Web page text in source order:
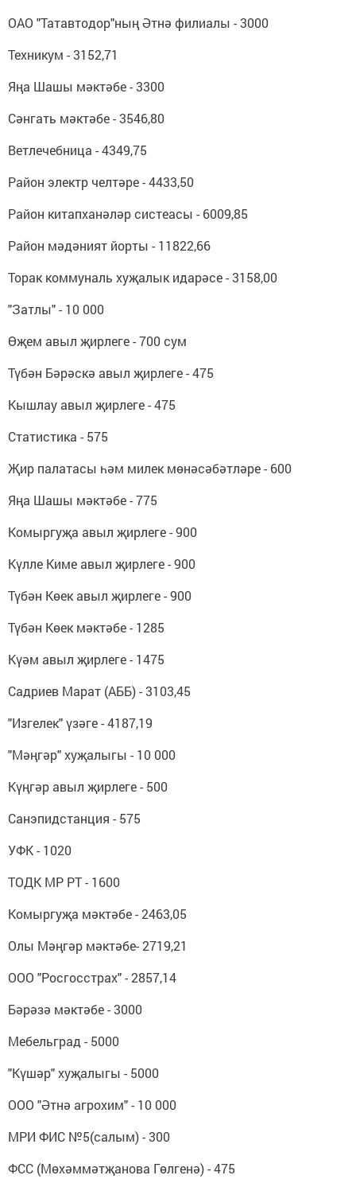
ОАО "Татавтодор"ның Әтнә филиалы - 3000
Техникум - 3152,71
Яңа Шашы мәктәбе - 3300
Сәнгать мәктәбе - 3546,80
Ветлечебница - 4349,75
Район электр челтәре - 4433,50
Район китапханәләр систеасы - 6009,85
Район мәдәният йорты - 11822,66
Торак коммуналь хуҗалык идарәсе - 3158,00
"Затлы" - 10 000
Өҗем авыл җирлеге - 700 сум
Түбән Бәрәскә авыл җирлеге - 475
Кышлау авыл җирлеге - 475
Статистика - 575
Җир палатасы һәм милек мөнәсәбәтләре - 600
Яңа Шашы мәктәбе - 775
Комыргуҗа авыл җирлеге - 900
Күлле Киме авыл җирлеге - 900
Түбән Көек авыл җирлеге - 900
Түбән Көек мәктәбе - 1285
Күәм авыл җирлеге - 1475
Садриев Марат (АББ) - 3103,45
"Изгелек" үзәге - 4187,19
"Мәңгәр" хуҗалыгы - 10 000
Күңгәр авыл җирлеге - 500
Санэпидстанция - 575
УФК - 1020
ТОДК МР РТ - 1600
Комыргуҗа мәктәбе - 2463,05
Олы Мәңгәр мәктәбе- 2719,21
ООО "Росгосстрах" - 2857,14
Бәрәзә мәктәбе - 3000
Мебельград - 5000
"Күшәр" хуҗалыгы - 5000
ООО "Әтнә агрохим" - 10 000
МРИ ФИС №5(салым) - 300
ФСС (Мөхәммәтҗанова Гөлгенә) - 475